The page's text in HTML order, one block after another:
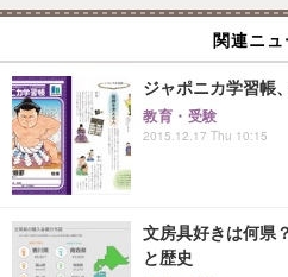
関連ニュ
ジャポニカ学習帳
教育・受験
2015.12.17 Thu 10:15
文房具好きは何県
と歴史